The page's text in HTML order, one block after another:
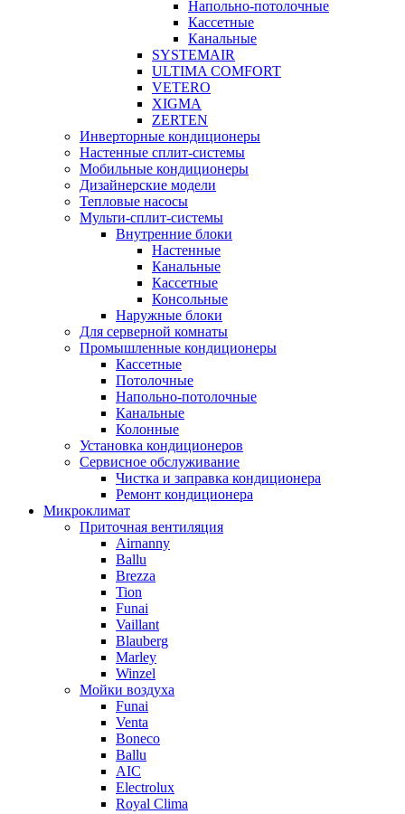
Напольно-потолочные
Кассетные
Канальные
SYSTEMAIR
ULTIMA COMFORT
VETERO
XIGMA
ZERTEN
Инверторные кондиционеры
Настенные сплит-системы
Мобильные кондиционеры
Дизайнерские модели
Тепловые насосы
Мульти-сплит-системы
Внутренние блоки
Настенные
Канальные
Кассетные
Консольные
Наружные блоки
Для серверной комнаты
Промышленные кондиционеры
Кассетные
Потолочные
Напольно-потолочные
Канальные
Колонные
Установка кондиционеров
Сервисное обслуживание
Чистка и заправка кондиционера
Ремонт кондиционера
Микроклимат
Приточная вентиляция
Airnanny
Ballu
Brezza
Tion
Funai
Vaillant
Blauberg
Marley
Winzel
Мойки воздуха
Funai
Venta
Boneco
Ballu
AIC
Electrolux
Royal Clima